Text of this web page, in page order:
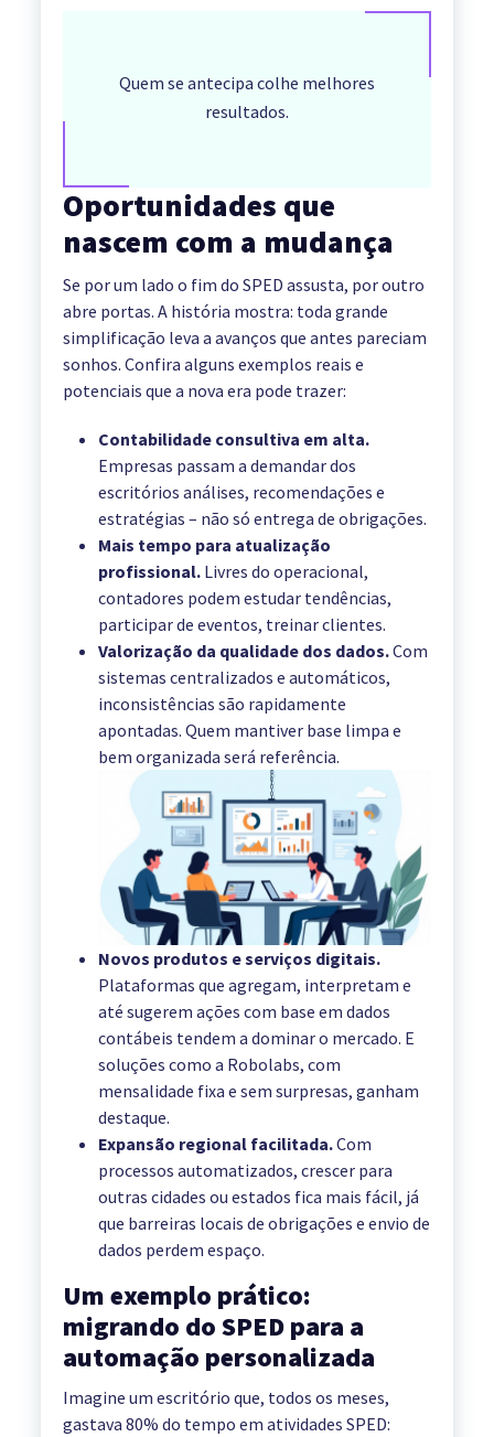
Quem se antecipa colhe melhores
resultados.
Oportunidades que
nascem com a mudança
Se por um lado o fim do SPED assusta, por outro
abre portas. A história mostra: toda grande
simplificação leva a avanços que antes pareciam
sonhos. Confira alguns exemplos reais e
potenciais que a nova era pode trazer:
Contabilidade consultiva em alta.
Empresas passam a demandar dos
escritórios análises, recomendações e
estratégias – não só entrega de obrigações.
Mais tempo para atualização
profissional.Livres do operacional,
contadores podem estudar tendências,
participar de eventos, treinar clientes.
Valorização da qualidade dos dados.Com
sistemas centralizados e automáticos,
inconsistências são rapidamente
apontadas. Quem mantiver base limpa e
bem organizada será referência.
Novos produtos e serviços digitais.
Plataformas que agregam, interpretam e
até sugerem ações com base em dados
contábeis tendem a dominar o mercado. E
soluções como a Robolabs, com
mensalidade fixa e sem surpresas, ganham
destaque.
Expansão regional facilitada.Com
processos automatizados, crescer para
outras cidades ou estados fica mais fácil, já
que barreiras locais de obrigações e envio de
dados perdem espaço.
Um exemplo prático:
migrando do SPED para a
automação personalizada
Imagine um escritório que, todos os meses,
gastava 80% do tempo em atividades SPED: